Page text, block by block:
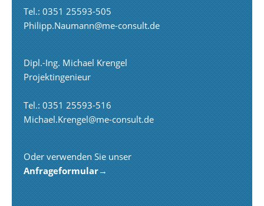
Tel.: 0351 25593-505
Philipp.Naumann@me-consult.de
Dipl.-Ing. Michael Krengel
Projektingenieur
Tel.: 0351 25593-516
Michael.Krengel@me-consult.de
Oder verwenden Sie unser
Anfrageformular→